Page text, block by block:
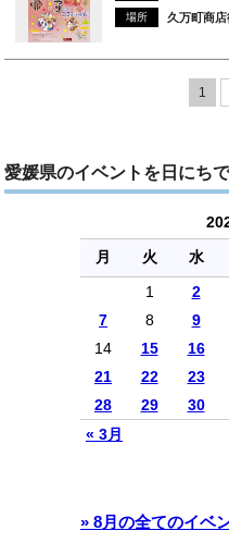
場所 久万町商
1
愛媛県のイベントを日にち
月
火 水
« 3月
1 2
7
8 9
14
15 16
21
22 23
28
29 30
» 8月の全てのイベ